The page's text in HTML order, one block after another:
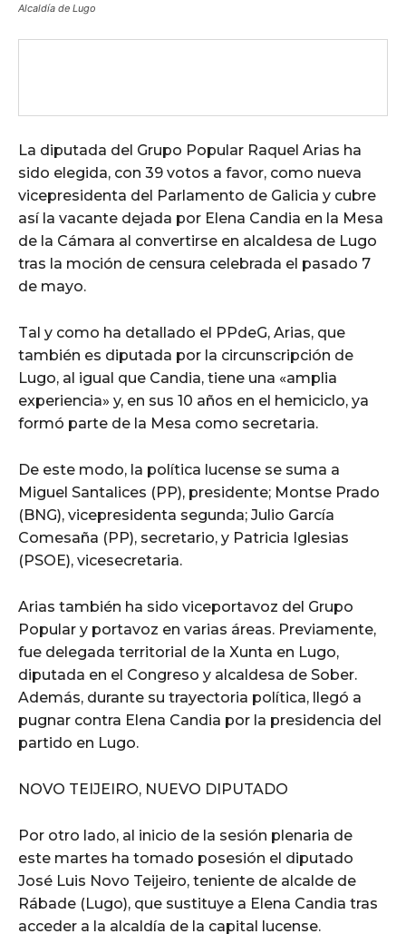
Alcaldía de Lugo
La diputada del Grupo Popular Raquel Arias ha
sido elegida, con 39 votos a favor, como nueva
vicepresidenta del Parlamento de Galicia y cubre
así la vacante dejada por Elena Candia en la Mesa
de la Cámara al convertirse en alcaldesa de Lugo
tras la moción de censura celebrada el pasado 7
de mayo.
Tal y como ha detallado el PPdeG, Arias, que
también es diputada por la circunscripción de
Lugo, al igual que Candia, tiene una «amplia
experiencia» y, en sus 10 años en el hemiciclo, ya
formó parte de la Mesa como secretaria.
De este modo, la política lucense se suma a
Miguel Santalices (PP), presidente; Montse Prado
(BNG), vicepresidenta segunda; Julio García
Comesaña (PP), secretario, y Patricia Iglesias
(PSOE), vicesecretaria.
Arias también ha sido viceportavoz del Grupo
Popular y portavoz en varias áreas. Previamente,
fue delegada territorial de la Xunta en Lugo,
diputada en el Congreso y alcaldesa de Sober.
Además, durante su trayectoria política, llegó a
pugnar contra Elena Candia por la presidencia del
partido en Lugo.
NOVO TEIJEIRO, NUEVO DIPUTADO
Por otro lado, al inicio de la sesión plenaria de
este martes ha tomado posesión el diputado
José Luis Novo Teijeiro, teniente de alcalde de
Rábade (Lugo), que sustituye a Elena Candia tras
acceder a la alcaldía de la capital lucense.